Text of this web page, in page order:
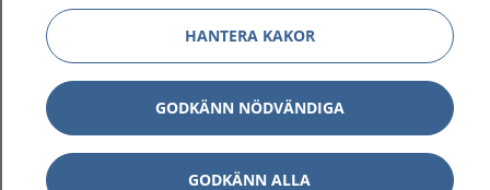
Hantering av kakor
Inställningar för kakor
1177 – en tjänst frånInera.
HANTERA KAKOR
GODKÄNN NÖDVÄNDIGA
GODKÄNN ALLA